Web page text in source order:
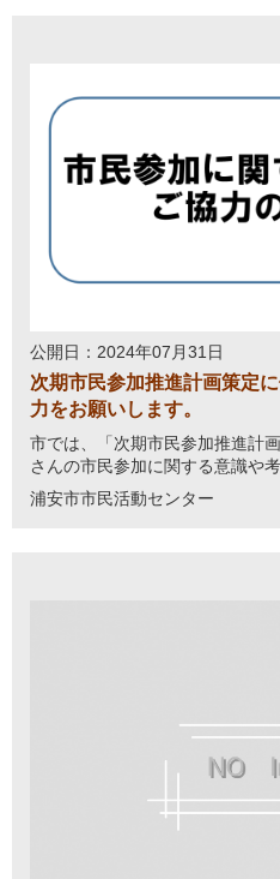
公開日：2024年07月31日
次期市民参加推進計画策定
力をお願いします。
市では、「次期市民参加推進計
さんの市民参加に関する意識や
浦安市市民活動センター